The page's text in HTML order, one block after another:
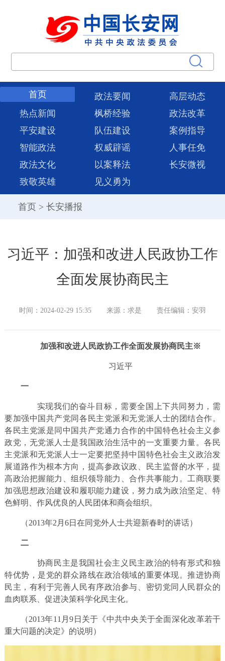
首页 政法要闻
高层动态
热点新闻
枫桥经验
政法改革
平安建设
队伍建设
案例指导
智能政法
权威辟谣
人事任免
政法文化
以案释法
长安微视
致敬英雄
见义勇为
首页 > 长安播报
习近平：加强和改进人民政协工作
全面发展协商民主
时间：2024-02-29 15:35 来源：求是 责任编辑：安羽
加强和改进人民政协工作全面发展协商民主※
习近平
一
实现我们的奋斗目标，需要全国上下共同努力，需
要加强中国共产党同各民主党派和无党派人士的团结合作。
各民主党派是同中国共产党通力合作的中国特色社会主义参
政党，无党派人士是我国政治生活中的一支重要力量。各民
主党派和无党派人士一定要把坚持中国特色社会主义政治发
展道路作为根本方向，提高参政议政、民主监督的水平，提
高政治把握能力、组织领导能力、合作共事能力。工商联要
加强思想政治建设和履职能力建设，努力成为政治坚定、特
色鲜明、作风优良的人民团体和商会组织。
（2013年2月6日在同党外人士共迎新春时的讲话）
二
协商民主是我国社会主义民主政治的特有形式和独
特优势，是党的群众路线在政治领域的重要体现。推进协商
民主，有利于完善人民有序政治参与、密切党同人民群众的
血肉联系、促进决策科学化民主化。
（2013年11月9日关于《中共中央关于全面深化改革若干
重大问题的决定》的说明）